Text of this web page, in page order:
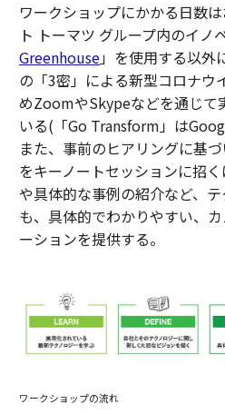
ワークショップにかかる日数
ト トーマツ グループ内のイノ
Greenhouse」を使用する以外
の「3密」による新型コロナウ
めZoomやSkypeなどを通じて
いる(「Go Transform」は
また、事前のヒアリングに基
をキーノートセッションに招
や具体的な事例の紹介など、
も、具体的でわかりやすい、
ーションを提供する。
ワークショップの流れ